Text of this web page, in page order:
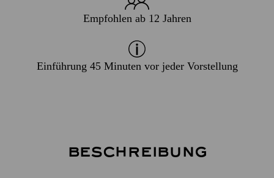
Empfohlen ab 12 Jahren
Einführung 45 Minuten vor jeder Vorstellung
Beschreibung